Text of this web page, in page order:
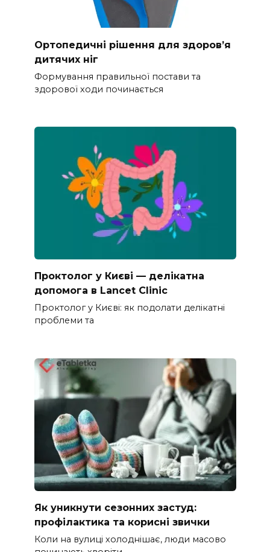
Ортопедичні рішення для здоров’я
дитячих ніг
Формування правильної постави та
здорової ходи починається
Проктолог у Києві — делікатна
допомога в Lancet Clinic
Проктолог у Києві: як подолати делікатні
проблеми та
Як уникнути сезонних застуд:
профілактика та корисні звички
Коли на вулиці холоднішає, люди масово